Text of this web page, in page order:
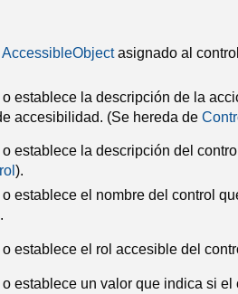
AccessibleObjectasignado al
establece la descripción de la
accesibilidad. (Se hereda de
establece la descripción del
).
establece el nombre del control
establece el rol accesible del
establece un valor que indica si